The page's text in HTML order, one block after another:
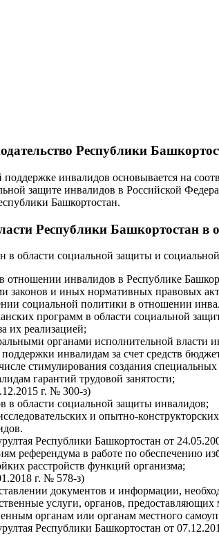
Республики
поддержке инвалидов основывается на
защите инвалидов в Российской
Башкортостан.
Республики Башкортостан
в области социальной защиты и
отношении инвалидов в Республике
законов и иных нормативных правовых
социальной политики в отношении
программ в области социальной
их реализацией;
органами исполнительной
инвалидам за счет средств
стимулирования создания
гарантий трудовой занятости;
г. № 300-з)
в области социальной защиты инвалидов;
и опытно-
Республики Башкортостан от
референдума в работе по обеспечению
расстройств функций организма;
г. № 578-з)
документов и информации,
услуги, органов,
органам или органам местного
Республики Башкортостан от